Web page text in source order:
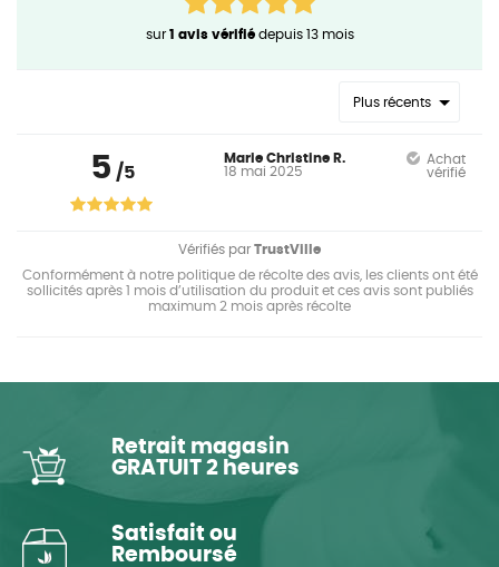
sur1 avis vérifiédepuis 13 mois
Plus récents
5 /5
Marie Christine R.
18 mai 2025
Achat
vérifié
Vérifiés par TrustVille
Conformément à notre politique de récolte des avis, les clients ont été
sollicités après 1 mois d’utilisation du produit et ces avis sont publiés
maximum 2 mois après récolte
Retrait magasin
GRATUIT 2 heures
Satisfait ou
Remboursé